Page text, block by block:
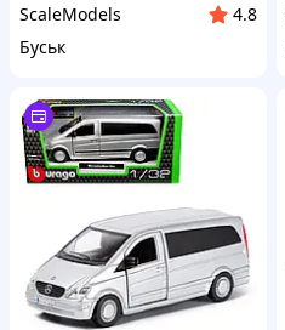
ScaleModels
4.8
Буськ